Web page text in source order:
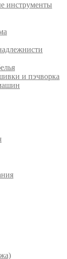
инструменты
и пэчворка